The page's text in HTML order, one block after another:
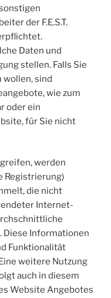
der F.E.S.T.
Daten und
stellen. Falls Sie
sind
wie zum
oder ein
für Sie nicht
werden
Registrierung)
die nicht
Internet-
Diese Informationen
Funktionalität
weitere Nutzung
auch in diesem
Website Angebotes